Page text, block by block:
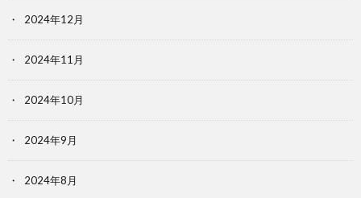
2024年12月
2024年11月
2024年10月
2024年9月
2024年8月